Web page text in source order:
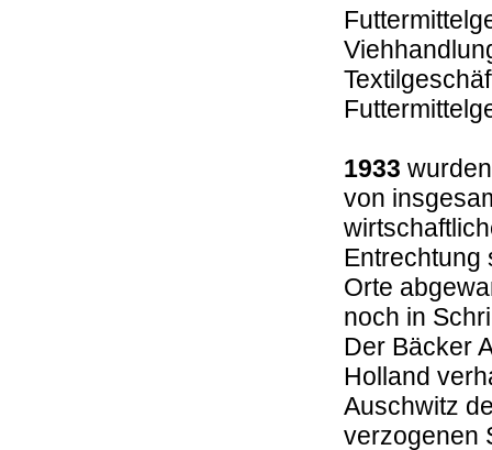
1933
von
Entrechtung
Orte
noch in
Der Bäcker
Holland
Auschwitz
verzogenen